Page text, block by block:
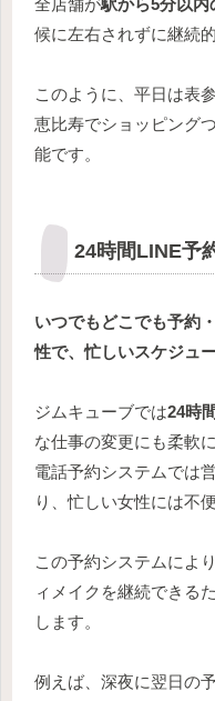
全店舗が駅から5分以内
候に左右されずに継続
このように、平日は表
恵比寿でショッピング
能です。
24時間LINE予
いつでもどこでも予約
性で、忙しいスケジュ
ジムキューブでは24時
な仕事の変更にも柔軟
電話予約システムでは
り、忙しい女性には不
この予約システムにより
ィメイクを継続できる
します。
例えば、深夜に翌日の